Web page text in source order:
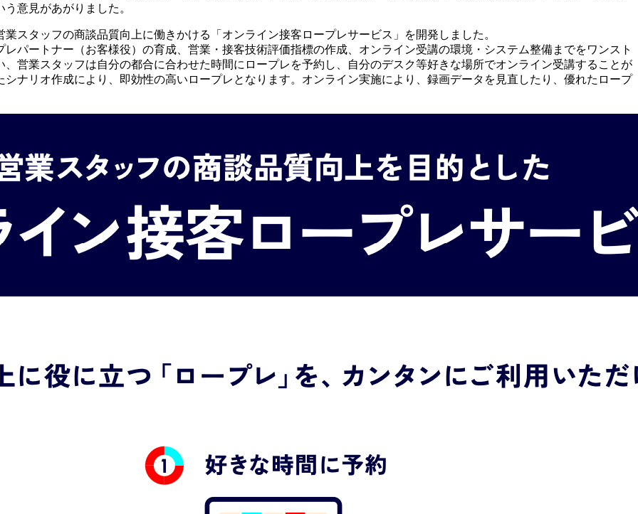
意見があがりました。
スタッフの商談品質向上に働きかける「オンライン接客ロープレサービス」を開発しました。
パートナー（お客様役）の育成、営業・接客技術評価指標の作成、オンライン受講の環境・システム整備までをワンスト
営業スタッフは自分の都合に合わせた時間にロープレを予約し、自分のデスク等好きな場所でオンライン受講することが
ナリオ作成により、即効性の高いロープレとなります。オンライン実施により、録画データを見直したり、優れたロープ